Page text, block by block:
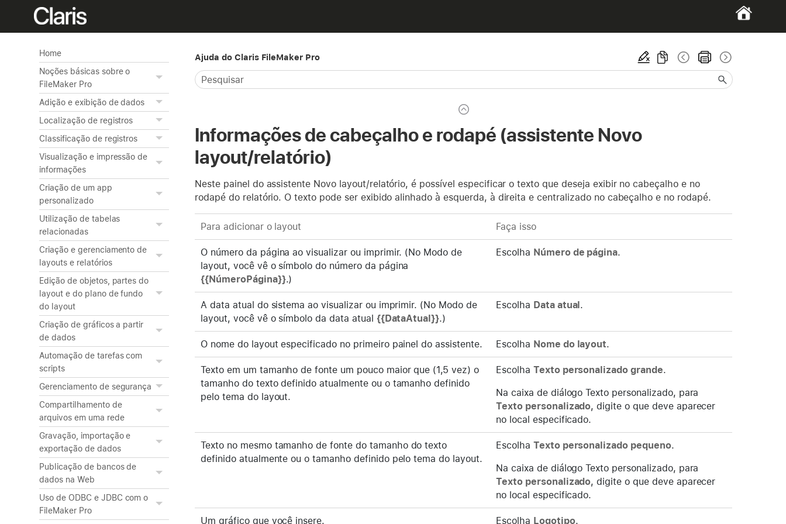
Home
Noções básicas sobre o
FileMaker Pro
Adição e exibição de dados
Localização de registros
Classificação de registros
Visualização e impressão de
informações
Criação de um app
personalizado
Utilização de tabelas
relacionadas
Criação e gerenciamento de
layouts e relatórios
Edição de objetos, partes do
layout e do plano de fundo
do layout
Criação de gráficos a partir
de dados
Automação de tarefas com
scripts
Gerenciamento de segurança
Compartilhamento de
arquivos em uma rede
Gravação, importação e
exportação de dados
Publicação de bancos de
dados na Web
Uso de ODBC e JDBC com o
FileMaker Pro
Ajuda do Claris FileMaker Pro
Informações de cabeçalho e rodapé (assistente Novo
layout/relatório)
Neste painel do assistente Novo layout/relatório, é possível especificar o texto que deseja exibir no cabeçalho e no
rodapé do relatório. O texto pode ser exibido alinhado à esquerda, à direita e centralizado no cabeçalho e no rodapé.
Para adicionar o layout Faça isso
O número da página ao visualizar ou imprimir. (No Modo de
layout, você vê o símbolo do número da página
{{NúmeroPágina}}.)
Escolha Número de página.
A data atual do sistema ao visualizar ou imprimir. (No Modo de
layout, você vê o símbolo da data atual {{DataAtual}}.)
Escolha Data atual.
O nome do layout especificado no primeiro painel do assistente. Escolha Nome do layout.
Texto em um tamanho de fonte um pouco maior que (1,5 vez) o
tamanho do texto definido atualmente ou o tamanho definido
pelo tema do layout.
Escolha Texto personalizado grande.
Na caixa de diálogo Texto personalizado, para
Texto personalizado, digite o que deve aparecer
no local especificado.
Texto no mesmo tamanho de fonte do tamanho do texto
definido atualmente ou o tamanho definido pelo tema do layout.
Escolha Texto personalizado pequeno.
Na caixa de diálogo Texto personalizado, para
Texto personalizado, digite o que deve aparecer
no local especificado.
Um gráfico que você insere. Escolha Logotipo.